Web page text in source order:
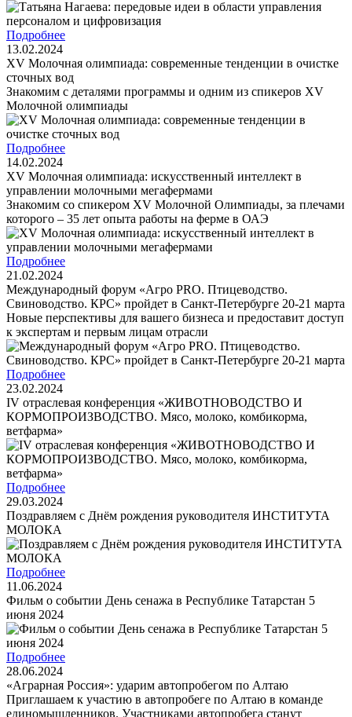
Подробнее
13.02.2024
XV Молочная олимпиада: современные тенденции в очистке
сточных вод
Знакомим с деталями программы и одним из спикеров XV
Молочной олимпиады
Подробнее
14.02.2024
XV Молочная олимпиада: искусственный интеллект в
управлении молочными мегафермами
Знакомим со спикером XV Молочной Олимпиады, за плечами
которого – 35 лет опыта работы на ферме в ОАЭ
Подробнее
21.02.2024
Международный форум «Агро PRO. Птицеводство.
Свиноводство. КРС» пройдет в Санкт-Петербурге 20-21 марта
Новые перспективы для вашего бизнеса и предоставит доступ
к экспертам и первым лицам отрасли
Подробнее
23.02.2024
IV отраслевая конференция «ЖИВОТНОВОДСТВО И
КОРМОПРОИЗВОДСТВО. Мясо, молоко, комбикорма,
ветфарма»
Подробнее
29.03.2024
Поздравляем с Днём рождения руководителя ИНСТИТУТА
МОЛОКА
Подробнее
11.06.2024
Фильм о событии День сенажа в Республике Татарстан 5
июня 2024
Подробнее
28.06.2024
«Аграрная Россия»: ударим автопробегом по Алтаю
Приглашаем к участию в автопробеге по Алтаю в команде
единомышленников. Участниками автопробега станут